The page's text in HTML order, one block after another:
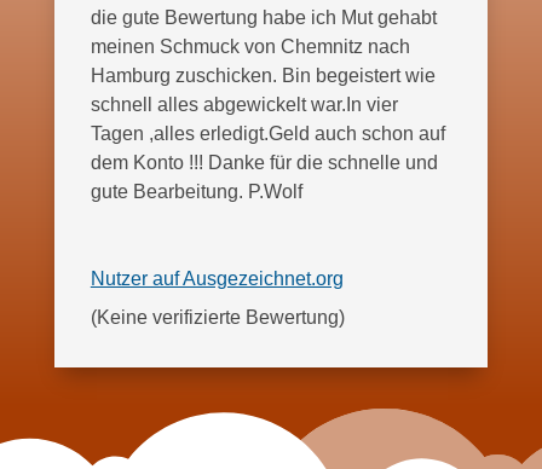
die gute Bewertung habe ich Mut gehabt
meinen Schmuck von Chemnitz nach
Hamburg zuschicken. Bin begeistert wie
schnell alles abgewickelt war.In vier
Tagen ,alles erledigt.Geld auch schon auf
dem Konto !!! Danke für die schnelle und
gute Bearbeitung. P.Wolf
Nutzer auf Ausgezeichnet.org
(Keine verifizierte Bewertung)